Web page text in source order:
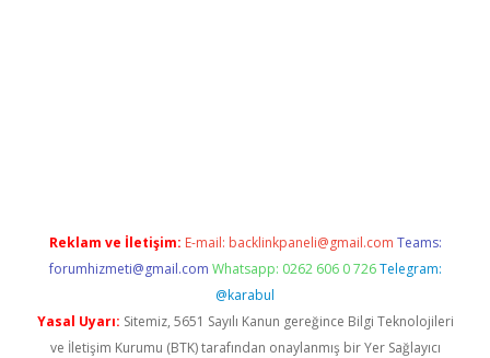
Reklam ve İletişim: E-mail: backlinkpaneli@gmail.com Teams:
forumhizmeti@gmail.com Whatsapp: 0262 606 0 726 Telegram:
@karabul
Yasal Uyarı: Sitemiz, 5651 Sayılı Kanun gereğince Bilgi Teknolojileri
ve İletişim Kurumu (BTK) tarafından onaylanmış bir Yer Sağlayıcı